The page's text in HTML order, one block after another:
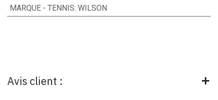
MARQUE - TENNIS: WILSON
Avis client :